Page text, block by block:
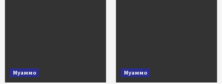
Муаммо Муаммо